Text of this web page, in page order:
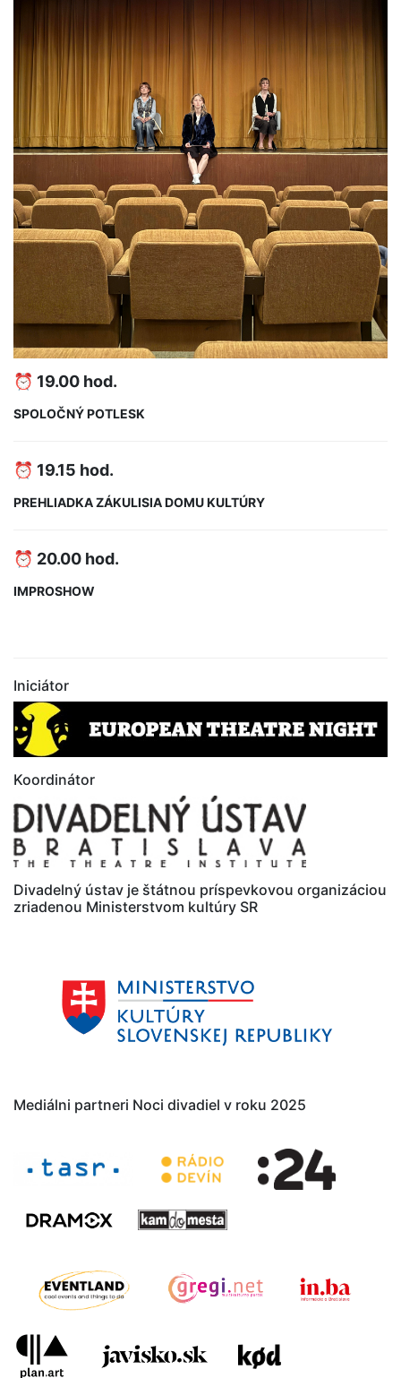
⏰ 19.00 hod.
SPOLOČNÝ POTLESK
⏰ 19.15 hod.
PREHLIADKA ZÁKULISIA DOMU KULTÚRY
⏰ 20.00 hod.
IMPROSHOW
Iniciátor
Koordinátor
Divadelný ústav je štátnou príspevkovou organizáciou
zriadenou Ministerstvom kultúry SR
Mediálni partneri Noci divadiel v roku 2025